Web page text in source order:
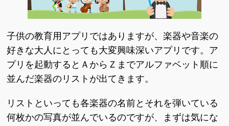
子供の教育用アプリではありますが、楽器や音楽の
好きな大人にとっても大変興味深いアプリです。ア
プリを起動するとＡからＺまでアルファベット順に
並んだ楽器のリストが出てきます。
リストといっても各楽器の名前とそれを弾いている
何枚かの写真が並んでいるのですが、まずは気にな